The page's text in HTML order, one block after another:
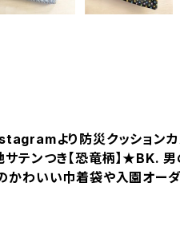
より防災クッショ
テンつき【恐竜柄】★BK.
わいい巾着袋や入園オー